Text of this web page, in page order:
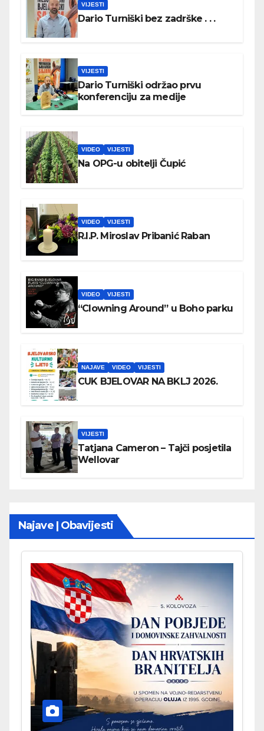
VIJESTI
Dario Turniški bez zadrške . . .
VIJESTI
Dario Turniški održao prvu
konferenciju za medije
VIDEO VIJESTI
Na OPG-u obitelji Čupić
VIDEO VIJESTI
R.I.P. Miroslav Pribanić Raban
VIDEO VIJESTI
“Clowning Around” u Boho parku
NAJAVE VIDEO VIJESTI
CUK BJELOVAR NA BKLJ 2026.
VIJESTI
Tatjana Cameron – Tajči posjetila
Wellovar
Najave | Obavijesti